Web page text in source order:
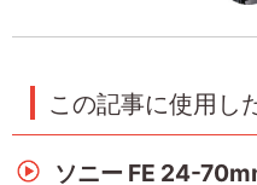
この記事に使用し
ソニー FE 24-